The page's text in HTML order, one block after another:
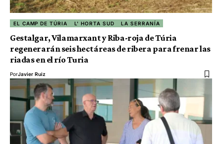
EL CAMP DE TÚRIA L' HORTA SUD LA SERRANÍA
Gestalgar, Vilamarxant y Riba-roja de Túria
regenerarán seis hectáreas de ribera para frenar las
riadas en el río Turia
PorJavier Ruiz